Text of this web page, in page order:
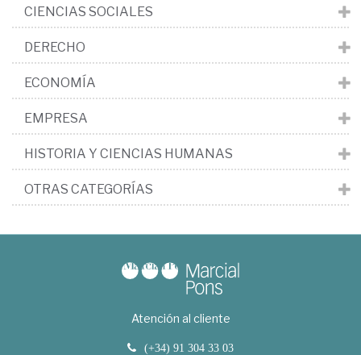
CIENCIAS SOCIALES
DERECHO
ECONOMÍA
EMPRESA
HISTORIA Y CIENCIAS HUMANAS
OTRAS CATEGORÍAS
Atención al cliente
(+34) 91 304 33 03